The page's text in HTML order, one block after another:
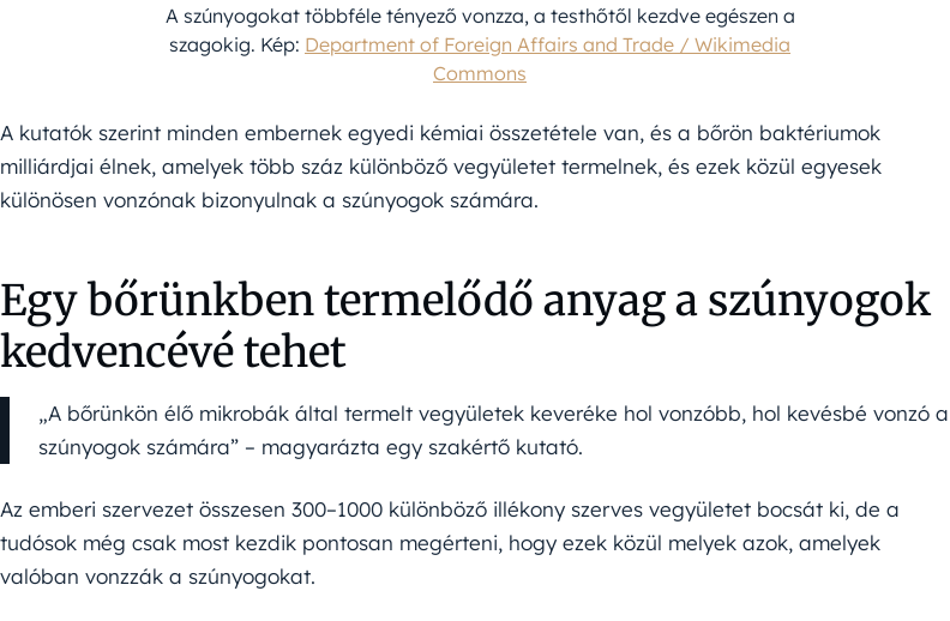
A szúnyogokat többféle tényező vonzza, a testhőtől kezdve egészen a
szagokig. Kép: Department of Foreign Affairs and Trade / Wikimedia
Commons
A kutatók szerint minden embernek egyedi kémiai összetétele van, és a bőrön baktériumok
milliárdjai élnek, amelyek több száz különböző vegyületet termelnek, és ezek közül egyesek
különösen vonzónak bizonyulnak a szúnyogok számára.
Egy bőrünkben termelődő anyag a szúnyogok
kedvencévé tehet
„A bőrünkön élő mikrobák által termelt vegyületek keveréke hol vonzóbb, hol kevésbé vonzó a
szúnyogok számára” – magyarázta egy szakértő kutató.
Az emberi szervezet összesen 300–1000 különböző illékony szerves vegyületet bocsát ki, de a
tudósok még csak most kezdik pontosan megérteni, hogy ezek közül melyek azok, amelyek
valóban vonzzák a szúnyogokat.